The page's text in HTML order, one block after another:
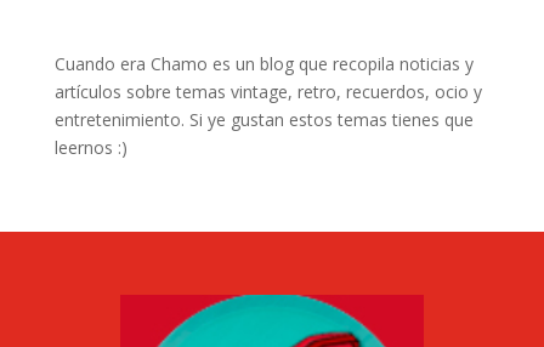
Cuando era Chamo es un blog que recopila noticias y
artículos sobre temas vintage, retro, recuerdos, ocio y
entretenimiento. Si ye gustan estos temas tienes que
leernos :)